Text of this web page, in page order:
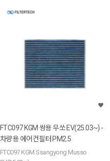
FTC097 KGM 쌍용 무쏘 EV(25.03~) -
차량용 에어컨필터 PM2.5
FTC097 KGM Ssangyong Musso